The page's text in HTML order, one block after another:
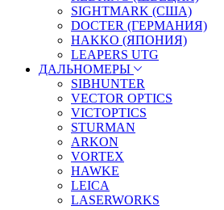
SIGHTMARK (США)
DOCTER (ГЕРМАНИЯ)
HAKKO (ЯПОНИЯ)
LEAPERS UTG
ДАЛЬНОМЕРЫ
SIBHUNTER
VECTOR OPTICS
VICTOPTICS
STURMAN
ARKON
VORTEX
HAWKE
LEICA
LASERWORKS